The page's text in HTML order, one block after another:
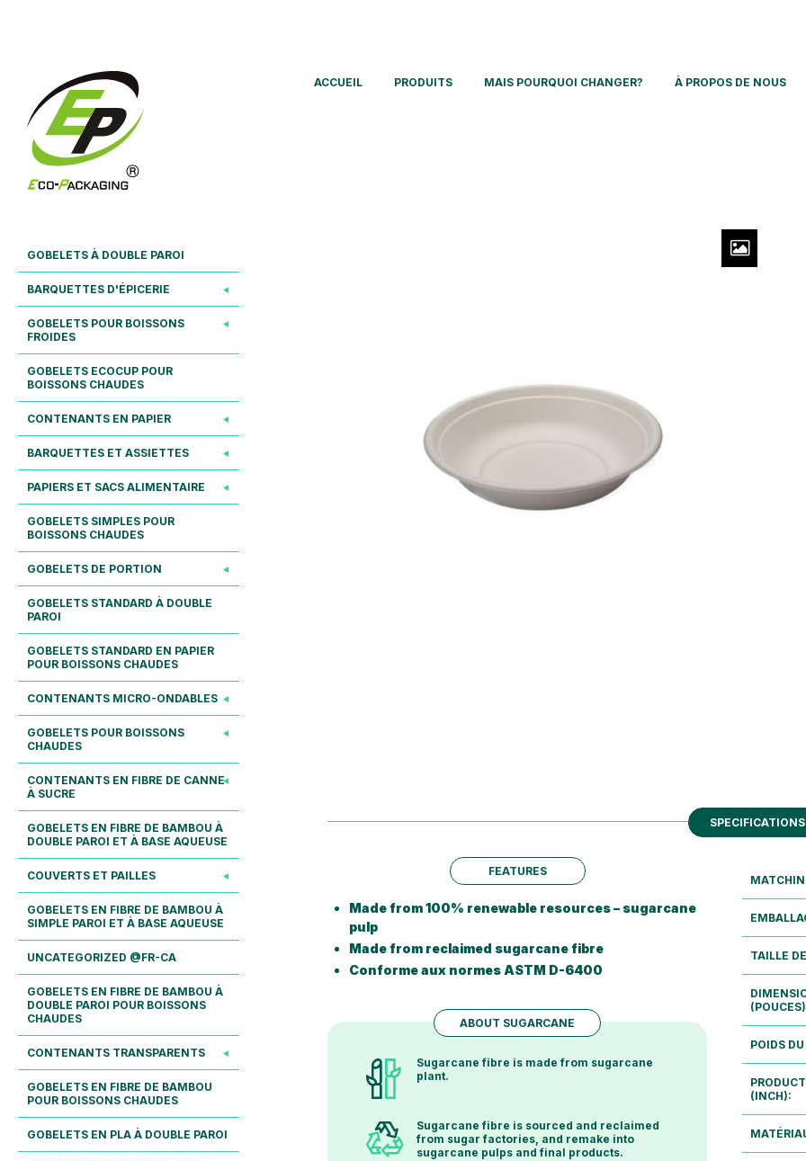
ACCUEIL PRODUITS MAIS POURQUOI CHANGER? À PROPOS DE NOUS
GOBELETS À DOUBLE PAROI
BARQUETTES D'ÉPICERIE
GOBELETS POUR BOISSONS
FROIDES
GOBELETS ECOCUP POUR
BOISSONS CHAUDES
CONTENANTS EN PAPIER
BARQUETTES ET ASSIETTES
PAPIERS ET SACS ALIMENTAIRE
GOBELETS SIMPLES POUR
BOISSONS CHAUDES
GOBELETS DE PORTION
GOBELETS STANDARD À DOUBLE
PAROI
GOBELETS STANDARD EN PAPIER
POUR BOISSONS CHAUDES
CONTENANTS MICRO-ONDABLES
GOBELETS POUR BOISSONS
CHAUDES
CONTENANTS EN FIBRE DE CANNE
À SUCRE
GOBELETS EN FIBRE DE BAMBOU À
DOUBLE PAROI ET À BASE AQUEUSE
COUVERTS ET PAILLES
GOBELETS EN FIBRE DE BAMBOU À
SIMPLE PAROI ET À BASE AQUEUSE
UNCATEGORIZED @FR-CA
GOBELETS EN FIBRE DE BAMBOU À
DOUBLE PAROI POUR BOISSONS
CHAUDES
CONTENANTS TRANSPARENTS
GOBELETS EN FIBRE DE BAMBOU
POUR BOISSONS CHAUDES
GOBELETS EN PLA À DOUBLE PAROI
SPECIFICATIONS
FEATURES
Made from 100% renewable resources – sugarcane
pulp
Made from reclaimed sugarcane fibre
Conforme aux normes ASTM D-6400
ABOUT SUGARCANE
Sugarcane fibre is made from sugarcane
plant.
Sugarcane fibre is sourced and reclaimed
from sugar factories, and remake into
sugarcane pulps and final products.
TAILLE
POIDS
(INCH):